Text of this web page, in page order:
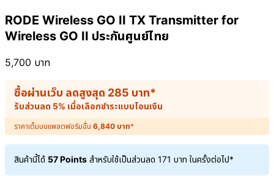
RODE Wireless GO II TX Transmitter for
Wireless GO II ประกันศูนย์ไทย
5,700 บาท
ซื้อผ่านเว็บ ลดสูงสุด 285 บาท*
รับส่วนลด 5% เมื่อเลือกชำระแบบโอนเงิน
ราคาเต็มบนแพลตฟอร์มอื่น 6,840 บาท*
สินค้านี้ได้ 57 Points สำหรับใช้เป็นส่วนลด 171 บาท ในครั้งต่อไป*